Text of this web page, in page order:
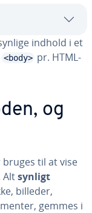
indhold i et
<body> pr. HTML-
og
bruges til at vise
Altsynligt
billeder,
gemmes i